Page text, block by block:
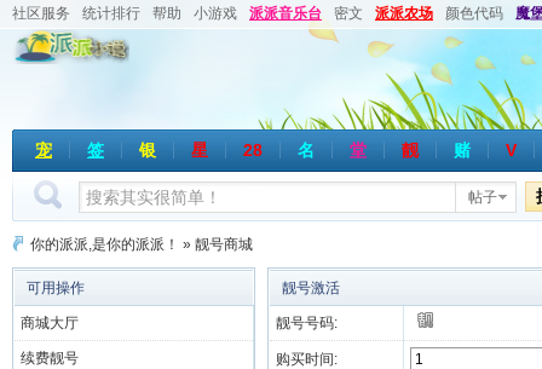
社区服务 统计排行 帮助 小游戏 派派音乐台 密文 派派农场 颜色代码 魔
宠 签 银 星 28 名 堂 靓 赌 V
帖子
你的派派,是你的派派！ » 靓号商城
可用操作
商城大厅
续费靓号
靓号激活
靓号号码:
购买时间: